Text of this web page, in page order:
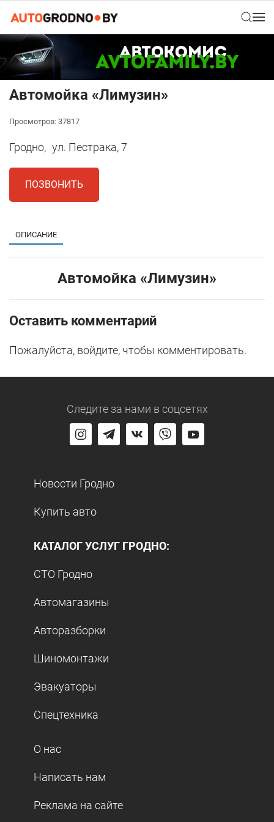
Автомойка «Лимузин»
Просмотров: 37817
Гродно, ул. Пестрака, 7
ПОЗВОНИТЬ
ОПИСАНИЕ
Автомойка «Лимузин»
Оставить комментарий
Пожалуйста, войдите, чтобы комментировать.
Следите за нами в соцсетях
Новости Гродно
Купить авто
КАТАЛОГ УСЛУГ ГРОДНО:
СТО Гродно
Автомагазины
Авторазборки
Шиномонтажи
Эвакуаторы
Спецтехника
О нас
Написать нам
Реклама на сайте